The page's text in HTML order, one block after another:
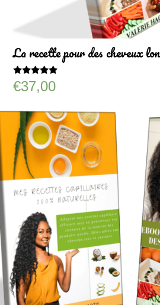
La recette pour des cheveux
Note
5.00
€37,00